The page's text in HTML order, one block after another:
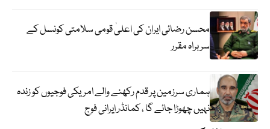
محسن رضائی ایران کی اعلیٰ قومی سلامتی کونسل کے
سربراہ مقرر
ہماری سرزمین پر قدم رکھنے والے امریکی فوجیوں کو زندہ
نہیں چھوڑا جائے گا ، کمانڈر ایرانی فوج